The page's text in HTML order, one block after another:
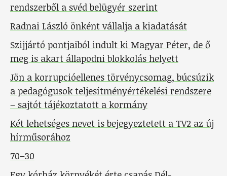
rendszerből a svéd belügyér szerint
Radnai László önként vállalja a kiadatását
Szijjártó pontjaiból indult ki Magyar Péter, de ő
meg is akart állapodni blokkolás helyett
Jön a korrupcióellenes törvénycsomag, búcsúzik
a pedagógusok teljesítményértékelési rendszere
– sajtót tájékoztatott a kormány
Két lehetséges nevet is bejegyeztetett a TV2 az új
hírműsorához
70–30